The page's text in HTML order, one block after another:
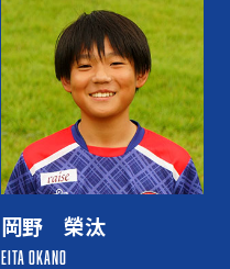
岡野 榮汰
EITA OKANO